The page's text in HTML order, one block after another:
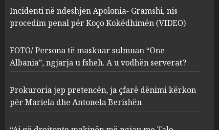
3
FOTO/ Persona të maskuar
sulmuan “One Albania”,
ngjarja u fsheh. A u vodhën
serverat?
MARCH 25, 2025
Prokuroria jep pretencën, ja
çfarë dënimi kërkon për
Incidenti në ndeshjen Apolonia- Gramshi, nis
procedim penal për Koço Kokëdhimën (VIDEO)
FOTO/ Persona të maskuar sulmuan “One
Albania”, ngjarja u fsheh. A u vodhën serverat?
Prokuroria jep pretencën, ja çfarë dënimi kërkon
për Mariela dhe Antonela Berishën